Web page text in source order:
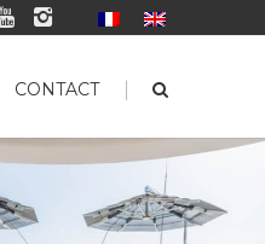
CONTACT |